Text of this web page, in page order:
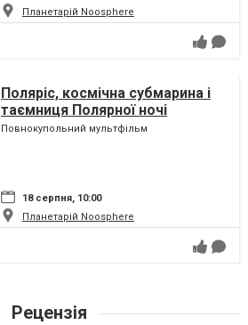
Планетарій Noosphere
Поляріс, космічна субмарина і
таємниця Полярної ночі
Повнокупольний мультфільм
18 серпня, 10:00
Планетарій Noosphere
Рецензія